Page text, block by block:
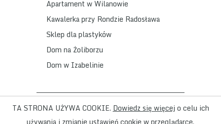
Apartament w Wilanowie
Kawalerka przy Rondzie Radosława
Sklep dla plastyków
Dom na Żoliborzu
Dom w Izabelinie
ADD - Pracownia Architektoniczna ul. Wilcza
23 /38 00-544 Warszawa tel/fax +48 22 621
TA STRONA UŻYWA COOKIE. Dowiedz się więcej o celu ich